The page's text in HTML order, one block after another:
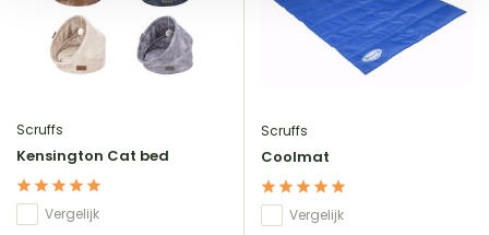
Scruffs
Kensington Cat bed
Vergelijk
Scruffs
Coolmat
Vergelijk